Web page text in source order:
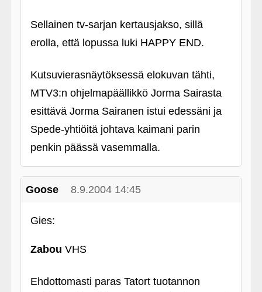
Sellainen tv-sarjan kertausjakso, sillä
erolla, että lopussa luki HAPPY END.
Kutsuvierasnäytöksessä elokuvan tähti,
MTV3:n ohjelmapäällikkö Jorma Sairasta
esittävä Jorma Sairanen istui edessäni ja
Spede-yhtiöitä johtava kaimani parin
penkin päässä vasemmalla.
Goose 8.9.2004 14:45
Gies:
Zabou VHS
Ehdottomasti paras Tatort tuotannon